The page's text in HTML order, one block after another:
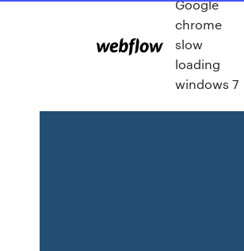
Google
chrome
slow
loading
windows 7